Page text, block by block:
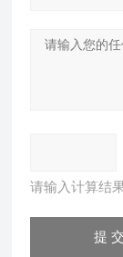
请输入计算结